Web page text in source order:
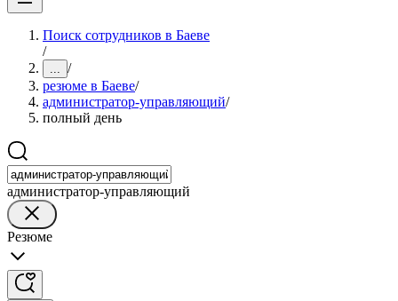
Поиск сотрудников в Баеве
/
... /
резюме в Баеве/
администратор-управляющий/
полный день
администратор-управляющий
Резюме